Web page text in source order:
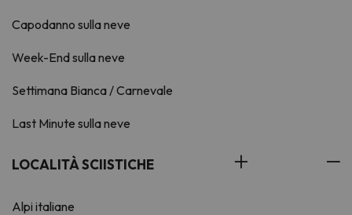
Capodanno sulla neve
Week-End sulla neve
Settimana Bianca / Carnevale
Last Minute sulla neve
LOCALITÀ SCIISTICHE
Alpi italiane